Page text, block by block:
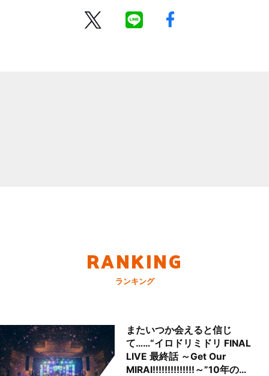
RANKING
ランキング
またいつか会えると信じ
て……“イロドリミドリ FINAL
LIVE 最終話 ～Get Our
MIRAI!!!!!!!!!!!!!!～”10年の活